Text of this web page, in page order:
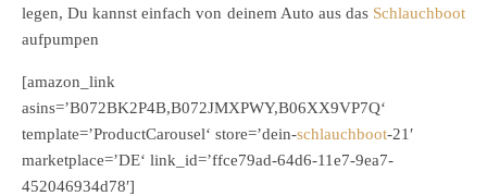
legen, Du kannst einfach von deinem Auto aus das Schlauchboot
aufpumpen
[amazon_link
asins=’B072BK2P4B,B072JMXPWY,B06XX9VP7Q‘
template=’ProductCarousel‘ store=’dein-schlauchboot-21′
marketplace=’DE‘ link_id=’ffce79ad-64d6-11e7-9ea7-
452046934d78′]